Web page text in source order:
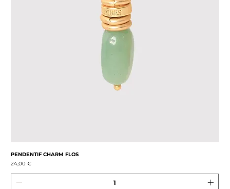
PENDENTIF CHARM FLOS
Prix
24,00 €